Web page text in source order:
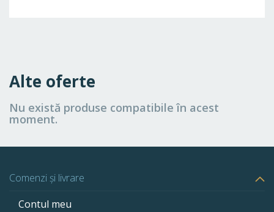
Alte oferte
Nu există produse compatibile în acest
moment.
Comenzi și livrare
Contul meu